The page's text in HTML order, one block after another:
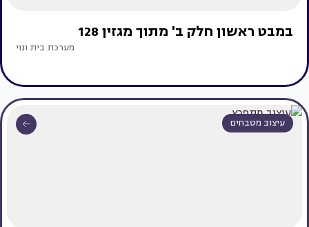
במבט ראשון חלק ב' מתוך מגזין 128
מערכת בית ונוי
עיצוב מטבחים